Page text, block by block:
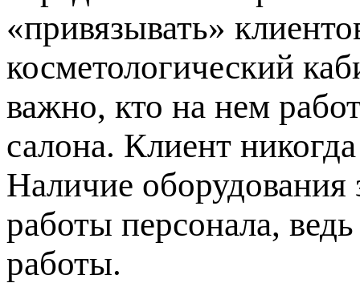
«привязывать»
косметологический
важно, кто на нем
салона. Клиент
Наличие оборудования
работы персонала,
работы.